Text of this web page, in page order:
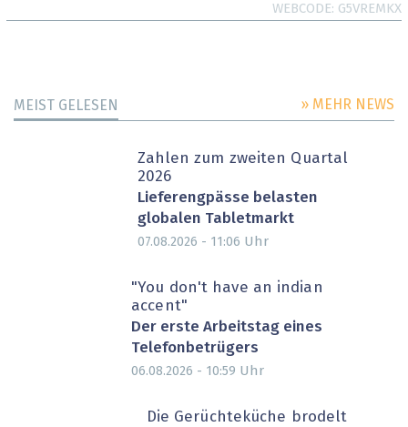
WEBCODE G5VREMKX
MEIST GELESEN » MEHR NEWS
Zahlen zum zweiten Quartal
2026
Lieferengpässe belasten
globalen Tabletmarkt
07.08.2026 - 11:06 Uhr
"You don't have an indian
accent"
Der erste Arbeitstag eines
Telefonbetrügers
06.08.2026 - 10:59 Uhr
Die Gerüchteküche brodelt